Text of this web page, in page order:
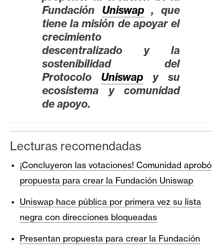
Fundación Uniswap, que
tiene la misión de apoyar el
crecimiento
descentralizado y la
sostenibilidad del
Protocolo Uniswap y su
ecosistema y comunidad
de apoyo.
Lecturas recomendadas
¡Concluyeron las votaciones! Comunidad aprobó
propuesta para crear la Fundación Uniswap
Uniswap hace pública por primera vez su lista
negra con direcciones bloqueadas
Presentan propuesta para crear la Fundación